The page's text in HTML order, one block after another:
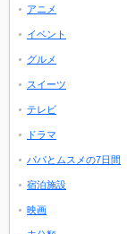
アニメ
イベント
グルメ
スイーツ
テレビ
ドラマ
パパとムスメの7日間
宿泊施設
映画